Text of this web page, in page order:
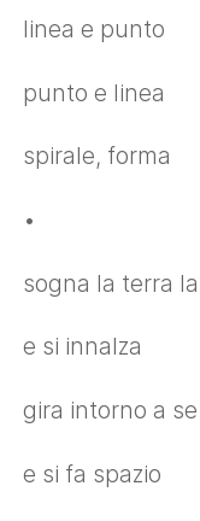
linea e punto
punto e linea
spirale, forma
•
sogna la terra
e si innalza
gira intorno a
e si fa spazio